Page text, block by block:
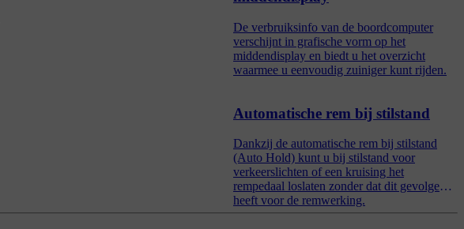
De verbruiksinfo van de boordcomputer
verschijnt in grafische vorm op het
middendisplay en biedt u het overzicht
waarmee u eenvoudig zuiniger kunt rijden.
Automatische rem bij stilstand
Dankzij de automatische rem bij stilstand
(Auto Hold) kunt u bij stilstand voor
verkeerslichten of een kruising het
rempedaal loslaten zonder dat dit gevolgen
heeft voor de remwerking.